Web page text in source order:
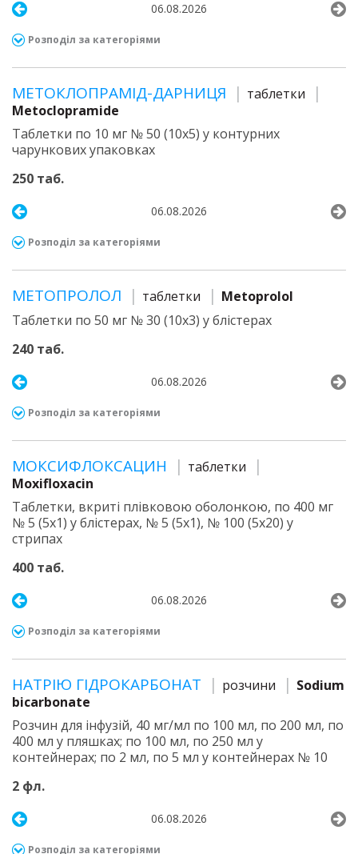
06.08.2026
Розподіл за категоріями
МЕТОКЛОПРАМІД-ДАРНИЦЯ
таблетки
Metoclopramide
Таблетки по 10 мг № 50 (10х5) у контурних
чарункових упаковках
250 таб.
06.08.2026
Розподіл за категоріями
МЕТОПРОЛОЛ таблетки
Metoprolol
Таблетки по 50 мг № 30 (10х3) у блістерах
240 таб.
06.08.2026
Розподіл за категоріями
МОКСИФЛОКСАЦИН
таблетки
Moxifloxacin
Таблетки, вкриті плівковою оболонкою, по 400 мг
№ 5 (5х1) у блістерах, № 5 (5х1), № 100 (5х20) у
стрипах
400 таб.
06.08.2026
Розподіл за категоріями
НАТРІЮ ГІДРОКАРБОНАТ розчини
Sodium
bicarbonate
Розчин для інфузій, 40 мг/мл по 100 мл, по 200 мл, по
400 мл у пляшках; по 100 мл, по 250 мл у
контейнерах; по 2 мл, по 5 мл у контейнерах № 10
2 фл.
06.08.2026
Розподіл за категоріями